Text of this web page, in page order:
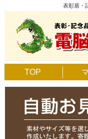
表彰盾・
TOP